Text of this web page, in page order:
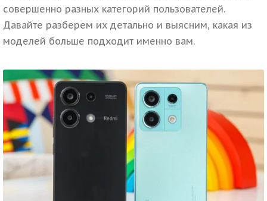
совершенно разных категорий пользователей.
Давайте разберем их детально и выясним, какая из
моделей больше подходит именно вам.